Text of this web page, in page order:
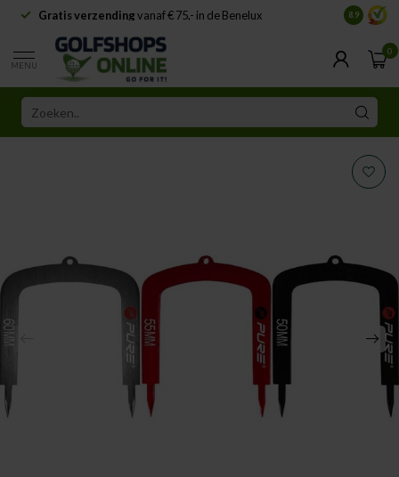
Gratis verzendingvanaf € 75,- in de Benelux 8.9
MENU
0